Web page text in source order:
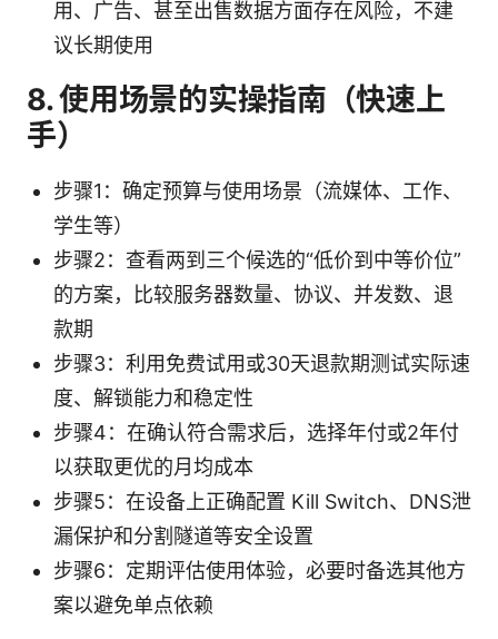
用、广告、甚至出售数据方面存在风险，不建
议长期使用
8. 使用场景的实操指南（快速上
手）
步骤1：确定预算与使用场景（流媒体、工作、
学生等）
步骤2：查看两到三个候选的“低价到中等价位”
的方案，比较服务器数量、协议、并发数、退
款期
步骤3：利用免费试用或30天退款期测试实际速
度、解锁能力和稳定性
步骤4：在确认符合需求后，选择年付或2年付
以获取更优的月均成本
步骤5：在设备上正确配置 Kill Switch、DNS泄
漏保护和分割隧道等安全设置
步骤6：定期评估使用体验，必要时备选其他方
案以避免单点依赖